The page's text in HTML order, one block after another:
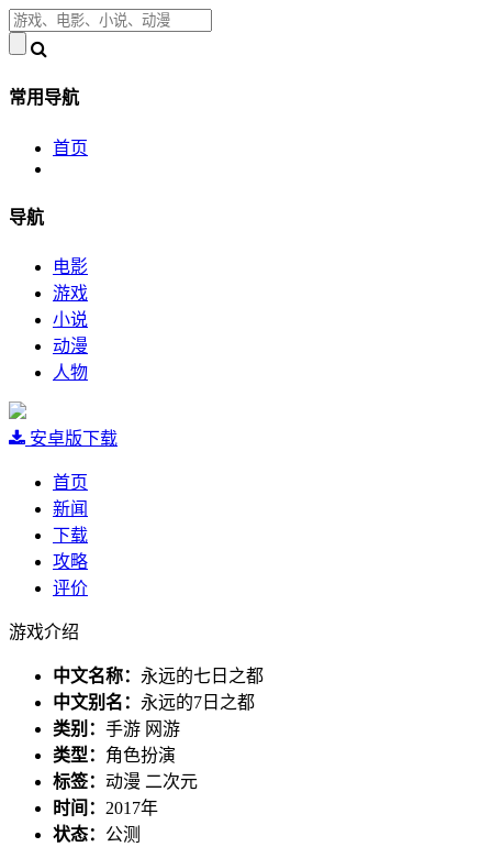
常用导航
首页
导航
电影
游戏
小说
动漫
人物
安卓版下载
首页
新闻
下载
攻略
评价
游戏介绍
中文名称： 永远的七日之都
中文别名： 永远的7日之都
类别： 手游 网游
类型： 角色扮演
标签： 动漫 二次元
时间： 2017年
状态： 公测